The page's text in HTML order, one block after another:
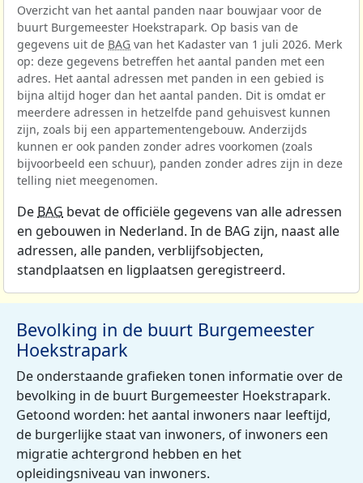
Overzicht van het aantal panden naar bouwjaar voor de
buurt Burgemeester Hoekstrapark. Op basis van de
gegevens uit de BAG van het Kadaster van 1 juli 2026. Merk
op: deze gegevens betreffen het aantal panden met een
adres. Het aantal adressen met panden in een gebied is
bijna altijd hoger dan het aantal panden. Dit is omdat er
meerdere adressen in hetzelfde pand gehuisvest kunnen
zijn, zoals bij een appartementengebouw. Anderzijds
kunnen er ook panden zonder adres voorkomen (zoals
bijvoorbeeld een schuur), panden zonder adres zijn in deze
telling niet meegenomen.
De BAG bevat de officiële gegevens van alle adressen
en gebouwen in Nederland. In de BAG zijn, naast alle
adressen, alle panden, verblijfsobjecten,
standplaatsen en ligplaatsen geregistreerd.
Bevolking in de buurt Burgemeester
Hoekstrapark
De onderstaande grafieken tonen informatie over de
bevolking in de buurt Burgemeester Hoekstrapark.
Getoond worden: het aantal inwoners naar leeftijd,
de burgerlijke staat van inwoners, of inwoners een
migratie achtergrond hebben en het
opleidingsniveau van inwoners.